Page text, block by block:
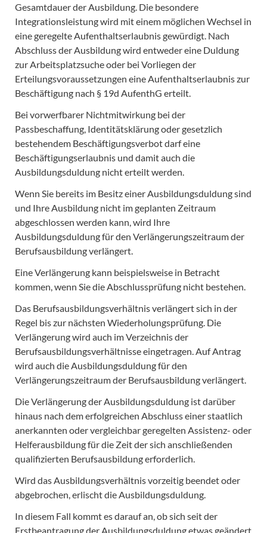
Gesamtdauer der Ausbildung. Die besondere
Integrationsleistung wird mit einem möglichen Wechsel in
eine geregelte Aufenthaltserlaubnis gewürdigt. Nach
Abschluss der Ausbildung wird entweder eine Duldung
zur Arbeitsplatzsuche oder bei Vorliegen der
Erteilungsvoraussetzungen eine Aufenthaltserlaubnis zur
Beschäftigung nach § 19d AufenthG erteilt.
Bei vorwerfbarer Nichtmitwirkung bei der
Passbeschaffung, Identitätsklärung oder gesetzlich
bestehendem Beschäftigungsverbot darf eine
Beschäftigungserlaubnis und damit auch die
Ausbildungsduldung nicht erteilt werden.
Wenn Sie bereits im Besitz einer Ausbildungsduldung sind
und Ihre Ausbildung nicht im geplanten Zeitraum
abgeschlossen werden kann, wird Ihre
Ausbildungsduldung für den Verlängerungszeitraum der
Berufsausbildung verlängert.
Eine Verlängerung kann beispielsweise in Betracht
kommen, wenn Sie die Abschlussprüfung nicht bestehen.
Das Berufsausbildungsverhältnis verlängert sich in der
Regel bis zur nächsten Wiederholungsprüfung. Die
Verlängerung wird auch im Verzeichnis der
Berufsausbildungsverhältnisse eingetragen. Auf Antrag
wird auch die Ausbildungsduldung für den
Verlängerungszeitraum der Berufsausbildung verlängert.
Die Verlängerung der Ausbildungsduldung ist darüber
hinaus nach dem erfolgreichen Abschluss einer staatlich
anerkannten oder vergleichbar geregelten Assistenz- oder
Helferausbildung für die Zeit der sich anschließenden
qualifizierten Berufsausbildung erforderlich.
Wird das Ausbildungsverhältnis vorzeitig beendet oder
abgebrochen, erlischt die Ausbildungsduldung.
In diesem Fall kommt es darauf an, ob sich seit der
Erstbeantragung der Ausbildungsduldung etwas geändert